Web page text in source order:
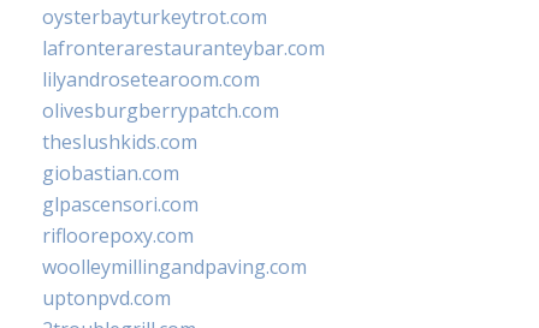
oysterbayturkeytrot.com
lafronterarestauranteybar.com
lilyandrosetearoom.com
olivesburgberrypatch.com
theslushkids.com
giobastian.com
glpascensori.com
rifloorepoxy.com
woolleymillingandpaving.com
uptonpvd.com